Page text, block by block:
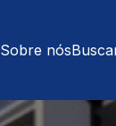
Sobre nós